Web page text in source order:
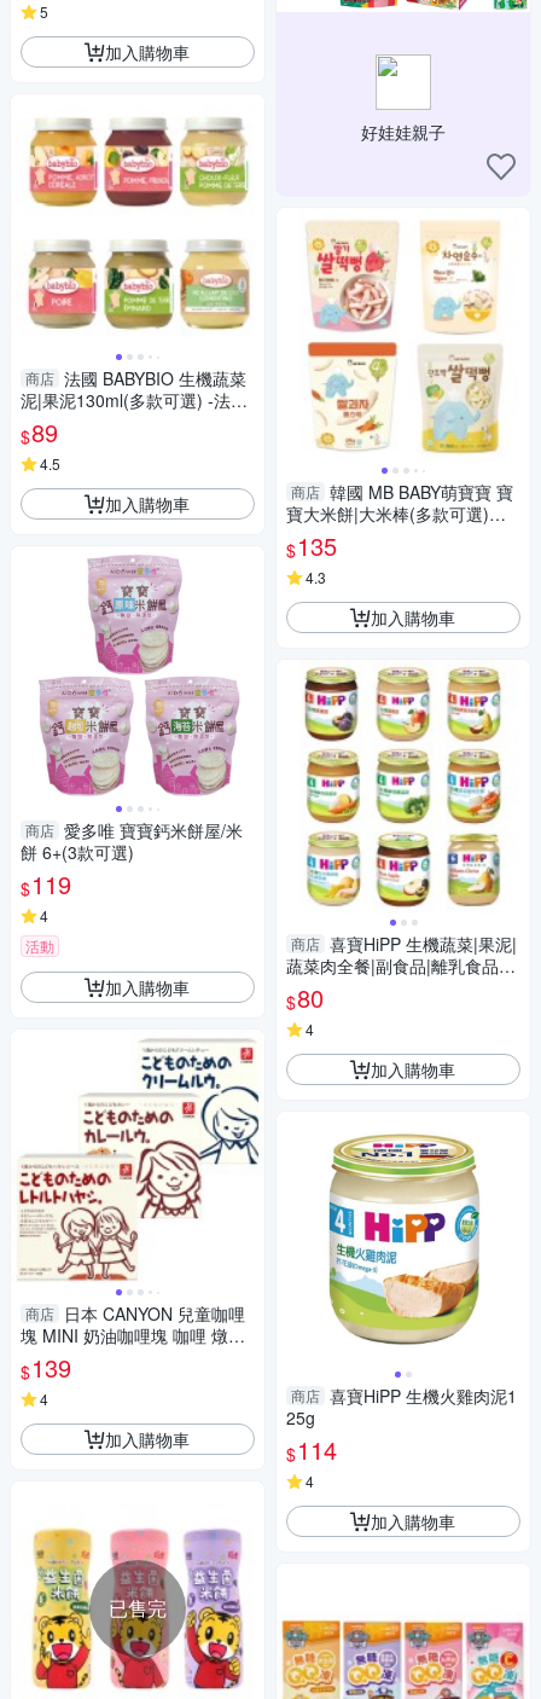
5
加入購物車
商店 法國 BABYBIO 生機蔬菜
泥|果泥130ml(多款可選) -法國
原裝進口 嬰幼兒專屬副食品
$89
4.5
加入購物車
商店 愛多唯 寶寶鈣米餅屋/米
餅 6+(3款可選)
$119
4
活動
加入購物車
商店 日本 CANYON 兒童咖哩
塊 MINI 奶油咖哩塊 咖哩 燉菜
湯塊 75g 副食品 調理包 7007
$139
4
加入購物車
已售完
好娃娃親子
商店 韓國 MB BABY萌寶寶 寶
寶大米餅|大米棒(多款可選)寶
寶餅乾|幼兒米餅
$135
4.3
加入購物車
商店 喜寶HiPP 生機蔬菜|果泥|
蔬菜肉全餐|副食品|離乳食品12
5g(多款可選)
$80
4
加入購物車
商店 喜寶HiPP 生機火雞肉泥1
25g
$114
4
加入購物車